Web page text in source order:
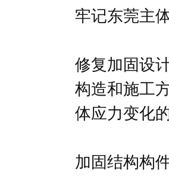
牢记东莞主
修复加固设
构造和施工
体应力变化
加固结构构